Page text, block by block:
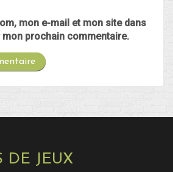
mon e-mail et mon site dans
prochain commentaire.
DE JEUX